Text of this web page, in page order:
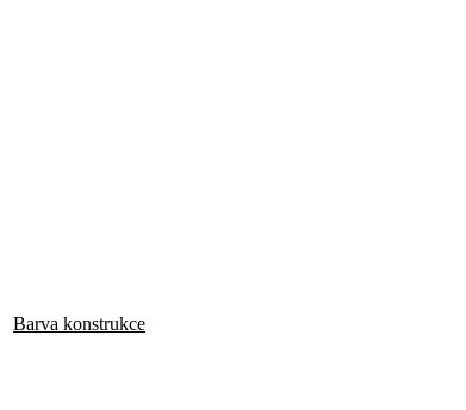
Barva konstrukce